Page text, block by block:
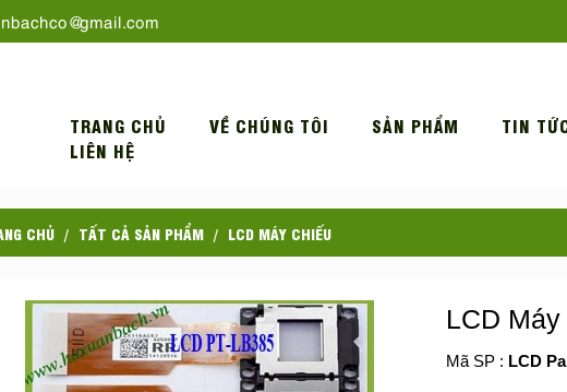
TRANG CHỦ VỀ CHÚNG TÔI SẢN PHẨM
TIN
LIÊN HỆ
CHỦ TẤT CẢ SẢN PHẨM LCD MÁY CHIẾU
LCD
Mã SP : LCD